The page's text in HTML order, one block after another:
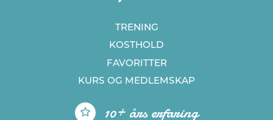
TRENING
KOSTHOLD
FAVORITTER
KURS OG MEDLEMSKAP
10+ års erfaring